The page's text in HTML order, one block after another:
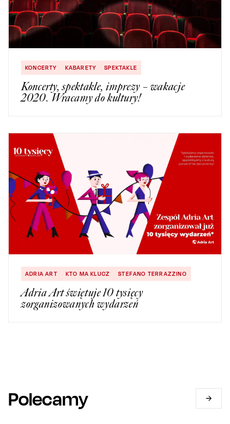
KONCERTY KABARETY SPEKTAKLE
Koncerty, spektakle, imprezy – wakacje
2020. Wracamy do kultury!
ADRIA ART KTO MA KLUCZ STEFANO TERRAZZINO
Adria Art świętuje 10 tysięcy
zorganizowanych wydarzeń
Polecamy